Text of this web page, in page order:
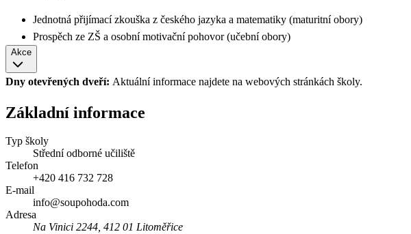
Jednotná přijímací zkouška z českého jazyka a matematiky (maturitní obory)
Prospěch ze ZŠ a osobní motivační pohovor (učební obory)
Akce
Dny otevřených dveří: Aktuální informace najdete na webových stránkách školy.
Základní informace
Typ školy
Střední odborné učiliště
Telefon
+420 416 732 728
E-mail
info@soupohoda.com
Adresa
Na Vinici 2244, 412 01 Litoměřice